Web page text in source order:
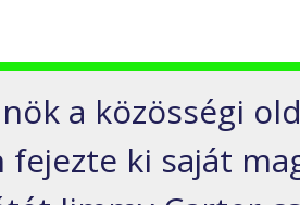
a közösségi
ki saját